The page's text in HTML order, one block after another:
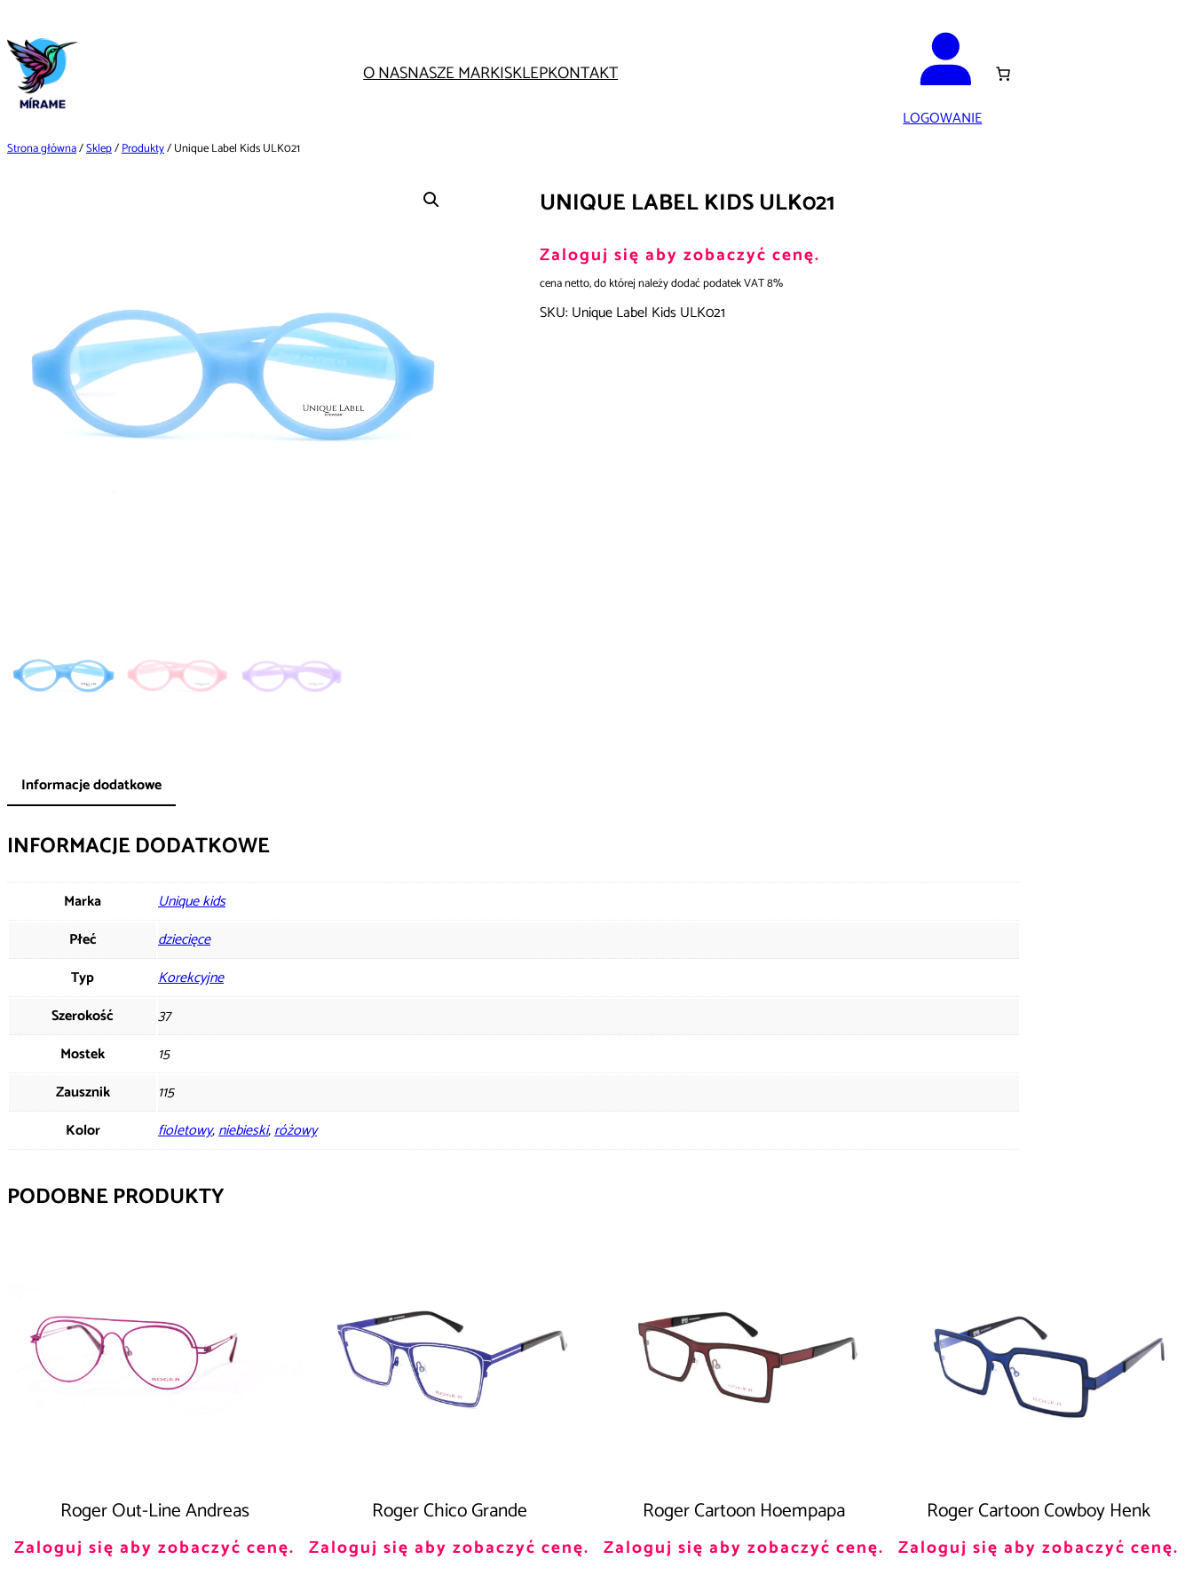
do
treści
O NASNASZE MARKISKLEPKONTAKT
LOGOWANIE
Strona główna/Sklep/Produkty/ Unique Label Kids ULK021
UNIQUE LABEL KIDS ULK021
Zaloguj się aby zobaczyć cenę.
cena netto, do której należy dodać podatek VAT 8%
SKU: Unique Label Kids ULK021
Informacje dodatkowe
INFORMACJE DODATKOWE
Marka
Unique kids
Płeć
dziecięce
Typ
Korekcyjne
Szerokość
37
Mostek
15
Zausznik
115
Kolor
fioletowy,niebieski,różowy
PODOBNE PRODUKTY
Roger Out-Line Andreas
Zaloguj się aby zobaczyć cenę.
Roger Chico Grande
Zaloguj się aby zobaczyć cenę.
Roger Cartoon Hoempapa
Zaloguj się aby zobaczyć cenę.
Roger Cartoon Cowboy Henk
Zaloguj się aby zobaczyć cenę.